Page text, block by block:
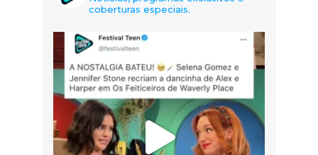
coberturas especiais.